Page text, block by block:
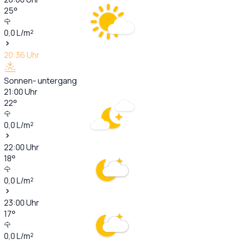
25°
0,0L/m²
20:36Uhr
Sonnen- untergang
21:00Uhr
22°
0,0L/m²
22:00Uhr
18°
0,0L/m²
23:00Uhr
17°
0,0L/m²